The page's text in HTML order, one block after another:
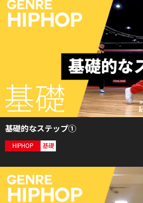
基礎的なステップ①
HIPHOP 基礎